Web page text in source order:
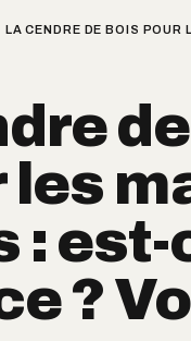
LA CENDRE DE BOIS POUR
les
:
?